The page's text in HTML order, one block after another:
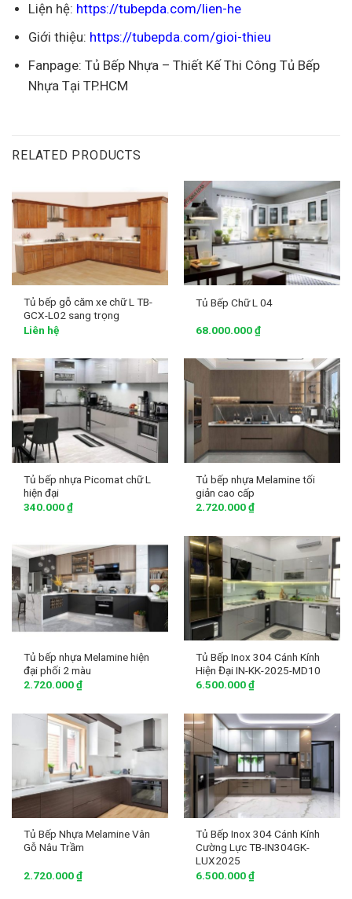
Liện hệ: https://tubepda.com/lien-he
Giới thiệu: https://tubepda.com/gioi-thieu
Fanpage: Tủ Bếp Nhựa – Thiết Kế Thi Công Tủ Bếp
Nhựa Tại TP.HCM
RELATED PRODUCTS
Tủ bếp gỗ căm xe chữ L TB-
GCX-L02 sang trọng
Liên hệ
Tủ Bếp Chữ L 04
68.000.000₫
Tủ bếp nhựa Picomat chữ L
hiện đại
340.000₫
Tủ bếp nhựa Melamine tối
giản cao cấp
2.720.000₫
Tủ bếp nhựa Melamine hiện
đại phối 2 màu
2.720.000₫
Tủ Bếp Inox 304 Cánh Kính
Hiện Đại IN-KK-2025-MD10
6.500.000₫
Tủ Bếp Nhựa Melamine Vân
Gỗ Nâu Trầm
2.720.000₫
Tủ Bếp Inox 304 Cánh Kính
Cường Lực TB-IN304GK-
LUX2025
6.500.000₫